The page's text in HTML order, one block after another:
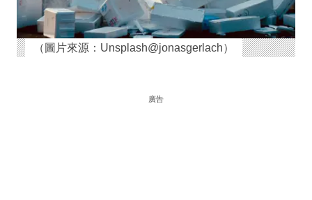
（圖片來源：Unsplash@jonasgerlach）
廣告